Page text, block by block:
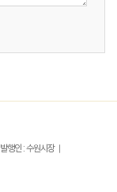
발행인 : 수원시장